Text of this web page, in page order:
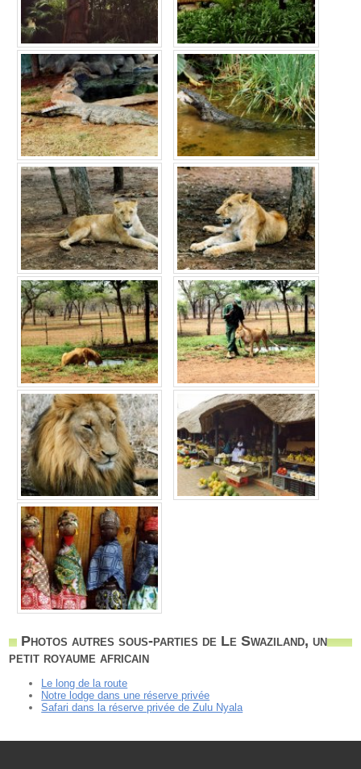
Photos autres sous-parties de Le Swaziland, un
petit royaume africain
Le long de la route
Notre lodge dans une réserve privée
Safari dans la réserve privée de Zulu Nyala